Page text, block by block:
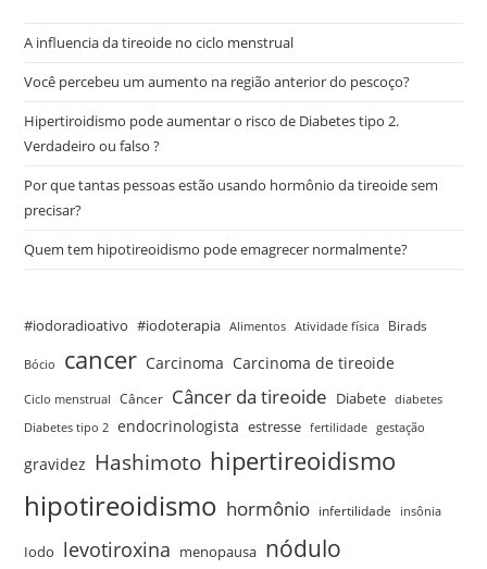
A influencia da tireoide no ciclo menstrual
Você percebeu um aumento na região anterior do pescoço?
Hipertiroidismo pode aumentar o risco de Diabetes tipo 2.
Verdadeiro ou falso ?
Por que tantas pessoas estão usando hormônio da tireoide sem
precisar?
Quem tem hipotireoidismo pode emagrecer normalmente?
#iodoradioativo #iodoterapia Alimentos Atividade física Birads
Bócio cancer Carcinoma Carcinoma de tireoide
Ciclo menstrual Câncer Câncer da tireoide Diabete
diabetes
Diabetes tipo 2
endocrinologista estresse fertilidade gestação
gravidez Hashimoto hipertireoidismo
hipotireoidismo hormônio infertilidade insônia
Iodo levotiroxina menopausa nódulo